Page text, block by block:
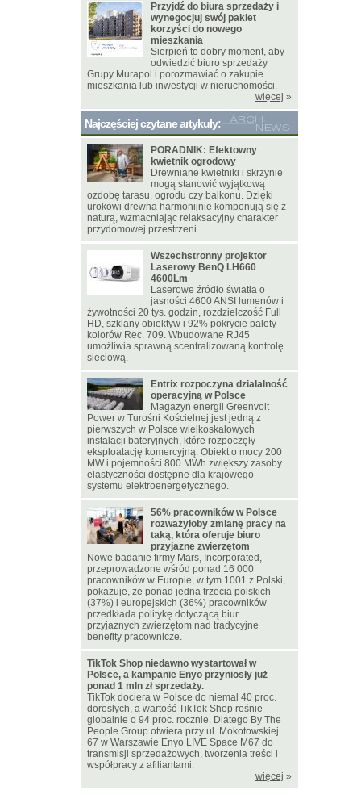
Przyjdź do biura sprzedaży i
wynegocjuj swój pakiet
korzyści do nowego
mieszkania
Sierpień to dobry moment, aby
odwiedzić biuro sprzedaży
Grupy Murapol i porozmawiać o zakupie
mieszkania lub inwestycji w nieruchomości.
więcej »
Najczęściej czytane artykuły:
PORADNIK: Efektowny
kwietnik ogrodowy
Drewniane kwietniki i skrzynie
mogą stanowić wyjątkową
ozdobę tarasu, ogrodu czy balkonu. Dzięki
urokowi drewna harmonijnie komponują się z
naturą, wzmacniając relaksacyjny charakter
przydomowej przestrzeni.
Wszechstronny projektor
Laserowy BenQ LH660
4600Lm
Laserowe źródło światła o
jasności 4600 ANSI lumenów i
żywotności 20 tys. godzin, rozdzielczość Full
HD, szklany obiektyw i 92% pokrycie palety
kolorów Rec. 709. Wbudowane RJ45
umożliwia sprawną scentralizowaną kontrolę
sieciową.
Entrix rozpoczyna działalność
operacyjną w Polsce
Magazyn energii Greenvolt
Power w Turośni Kościelnej jest jedną z
pierwszych w Polsce wielkoskalowych
instalacji bateryjnych, które rozpoczęły
eksploatację komercyjną. Obiekt o mocy 200
MW i pojemności 800 MWh zwiększy zasoby
elastyczności dostępne dla krajowego
systemu elektroenergetycznego.
56% pracowników w Polsce
rozważyłoby zmianę pracy na
taką, która oferuje biuro
przyjazne zwierzętom
Nowe badanie firmy Mars, Incorporated,
przeprowadzone wśród ponad 16 000
pracowników w Europie, w tym 1001 z Polski,
pokazuje, że ponad jedna trzecia polskich
(37%) i europejskich (36%) pracowników
przedkłada politykę dotyczącą biur
przyjaznych zwierzętom nad tradycyjne
benefity pracownicze.
TikTok Shop niedawno wystartował w
Polsce, a kampanie Enyo przyniosły już
ponad 1 mln zł sprzedaży.
TikTok dociera w Polsce do niemal 40 proc.
dorosłych, a wartość TikTok Shop rośnie
globalnie o 94 proc. rocznie. Dlatego By The
People Group otwiera przy ul. Mokotowskiej
67 w Warszawie Enyo LIVE Space M67 do
transmisji sprzedażowych, tworzenia treści i
współpracy z afiliantami.
więcej »